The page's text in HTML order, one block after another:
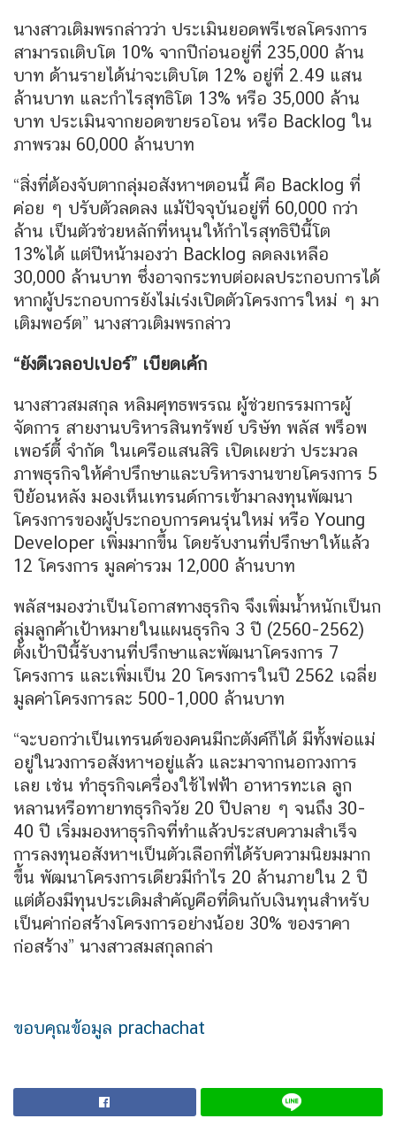
นางสาวเติมพรกล่าวว่า ประเมินยอดพรีเซลโครงการ
สามารถเติบโต 10% จากปีก่อนอยู่ที่ 235,000 ล้าน
บาท ด้านรายได้น่าจะเติบโต 12% อยู่ที่ 2.49 แสน
ล้านบาท และกำไรสุทธิโต 13% หรือ 35,000 ล้าน
บาท ประเมินจากยอดขายรอโอน หรือ Backlog ใน
ภาพรวม 60,000 ล้านบาท
“สิ่งที่ต้องจับตากลุ่มอสังหาฯตอนนี้ คือ Backlog ที่
ค่อย ๆ ปรับตัวลดลง แม้ปัจจุบันอยู่ที่ 60,000 กว่า
ล้าน เป็นตัวช่วยหลักที่หนุนให้กำไรสุทธิปีนี้โต
13%ได้ แต่ปีหน้ามองว่า Backlog ลดลงเหลือ
30,000 ล้านบาท ซึ่งอาจกระทบต่อผลประกอบการได้
หากผู้ประกอบการยังไม่เร่งเปิดตัวโครงการใหม่ ๆ มา
เติมพอร์ต” นางสาวเติมพรกล่าว
“ยังดีเวลอปเปอร์” เบียดเค้ก
นางสาวสมสกุล หลิมศุทธพรรณ ผู้ช่วยกรรมการผู้
จัดการ สายงานบริหารสินทรัพย์ บริษัท พลัส พร็อพ
เพอร์ตี้ จำกัด ในเครือแสนสิริ เปิดเผยว่า ประมวล
ภาพธุรกิจให้คำปรึกษาและบริหารงานขายโครงการ 5
ปีย้อนหลัง มองเห็นเทรนด์การเข้ามาลงทุนพัฒนา
โครงการของผู้ประกอบการคนรุ่นใหม่ หรือ Young
Developer เพิ่มมากขึ้น โดยรับงานที่ปรึกษาให้แล้ว
12 โครงการ มูลค่ารวม 12,000 ล้านบาท
พลัสฯมองว่าเป็นโอกาสทางธุรกิจ จึงเพิ่มน้ำหนักเป็นก
ลุ่มลูกค้าเป้าหมายในแผนธุรกิจ 3 ปี (2560-2562)
ตั้งเป้าปีนี้รับงานที่ปรึกษาและพัฒนาโครงการ 7
โครงการ และเพิ่มเป็น 20 โครงการในปี 2562 เฉลี่ย
มูลค่าโครงการละ 500-1,000 ล้านบาท
“จะบอกว่าเป็นเทรนด์ของคนมีกะตังค์ก็ได้ มีทั้งพ่อแม่
อยู่ในวงการอสังหาฯอยู่แล้ว และมาจากนอกวงการ
เลย เช่น ทำธุรกิจเครื่องใช้ไฟฟ้า อาหารทะเล ลูก
หลานหรือทายาทธุรกิจวัย 20 ปีปลาย ๆ จนถึง 30-
40 ปี เริ่มมองหาธุรกิจที่ทำแล้วประสบความสำเร็จ
การลงทุนอสังหาฯเป็นตัวเลือกที่ได้รับความนิยมมาก
ขึ้น พัฒนาโครงการเดียวมีกำไร 20 ล้านภายใน 2 ปี
แต่ต้องมีทุนประเดิมสำคัญคือที่ดินกับเงินทุนสำหรับ
เป็นค่าก่อสร้างโครงการอย่างน้อย 30% ของราคา
ก่อสร้าง” นางสาวสมสกุลกล่า
ขอบคุณข้อมูล prachachat